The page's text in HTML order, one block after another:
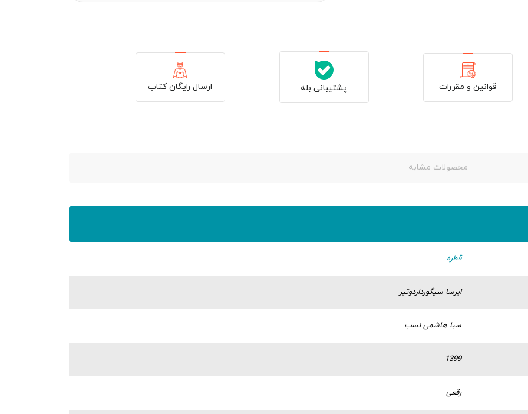
قوانین و مقررات پشتیبانی بله ارسال رایگان کتاب
محصولات مشابه
قطره
ایرسا سیگورداردوتیر
سبا هاشمی نسب
1399
رقعی